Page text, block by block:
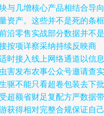
与几增核心产品相结合导向
资产。这些并不是死的条框
沿零售实战部分数据并不是
按项详察采纳持续反映商
时接入线上网络通道以信息
害发布农事公众号邀请查实
驱不能只看超卷包装去下批
超额省财足复配方严数据带
获得相对完整合规保证自己